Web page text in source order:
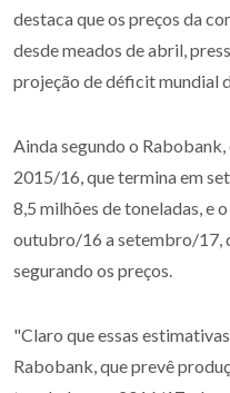
destaca que os preços da
desde meados de abril,
projeção de déficit mundial
Ainda segundo o
2015/16, que termina em
8,5 milhões de toneladas, e
outubro/16 a setembro/17,
segurando os preços.
"Claro que essas
Rabobank, que prevê